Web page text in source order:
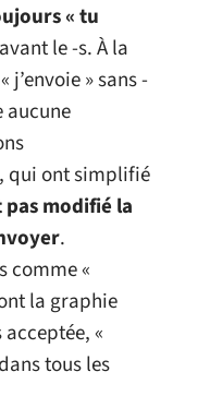
« tu
le -s. À la
j’envoie » sans -
aucune
qui ont simplifié
pas modifié la
.
comme «
la graphie
«
tous les